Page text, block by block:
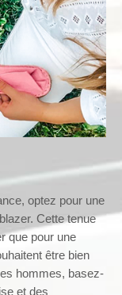
optez pour une
Cette tenue
que pour une
être bien
hommes, basez-
et des